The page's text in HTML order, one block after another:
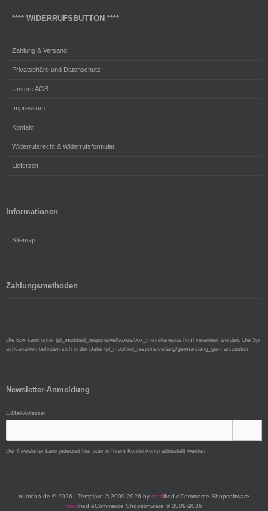
**** WIDERRUFSBUTTON ****
Zahlung & Versand
Privatsphäre und Datenschutz
Unsere AGB
Impressum
Kontakt
Widerrufsrecht & Widerrufsformular
Lieferzeit
Informationen
Sitemap
Zahlungsmethoden
Die Box kann unter tpl_modified_responsive/boxes/box_miscellaneous.html verändert werden. Die Spr
achvariablen befinden sich in der Datei tpl_modified_responsive/lang/german/lang_german.custom.
Newsletter-Anmeldung
E-Mail-Adresse:
Der Newsletter kann jederzeit hier oder in Ihrem Kundenkonto abbestellt werden.
trumoba.de © 2026 | Template © 2009-2026 by modified eCommerce Shopsoftware
modified eCommerce Shopsoftware © 2009-2026